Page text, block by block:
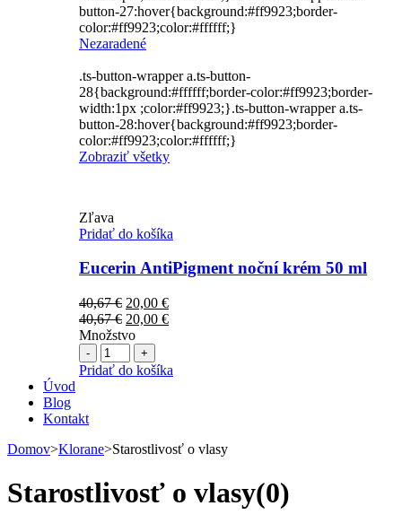
button-27:hover{background:#ff9923;border-
color:#ff9923;color:#ffffff;}
Nezaradené
.ts-button-wrapper a.ts-button-
28{background:#ffffff;border-color:#ff9923;border-
width:1px ;color:#ff9923;}.ts-button-wrapper a.ts-
button-28:hover{background:#ff9923;border-
color:#ff9923;color:#ffffff;}
Zobraziť všetky
Zľava
Pridať do košíka
Eucerin AntiPigment noční krém 50 ml
40,67€ Pôvodná
cena
bola:
40,67 €.
20,00 €Aktuálna
cena
40,67€ Pôvodná
cena
bola:
40,67 €.
20,00 €Aktuálna
20,00 €.
Množstvo
Počet
Pridať do košíka
Úvod
Blog
Kontakt
Domov>Klorane>Starostlivosť o vlasy
Starostlivosť o vlasy(0)